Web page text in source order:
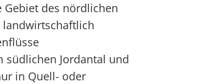
Gebiet des nördlichen
landwirtschaftlich
südlichen Jordantal und
in Quell- oder